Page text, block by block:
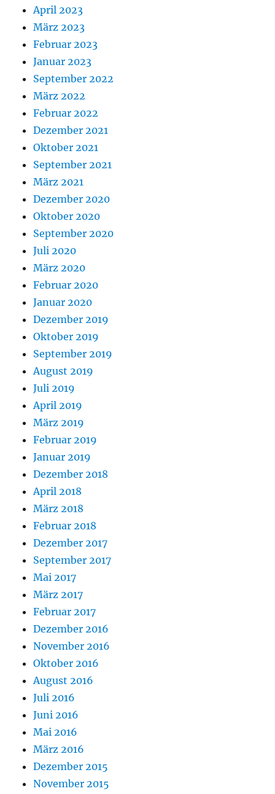
April 2023
März 2023
Februar 2023
Januar 2023
September 2022
März 2022
Februar 2022
Dezember 2021
Oktober 2021
September 2021
März 2021
Dezember 2020
Oktober 2020
September 2020
Juli 2020
März 2020
Februar 2020
Januar 2020
Dezember 2019
Oktober 2019
September 2019
August 2019
Juli 2019
April 2019
März 2019
Februar 2019
Januar 2019
Dezember 2018
April 2018
März 2018
Februar 2018
Dezember 2017
September 2017
Mai 2017
März 2017
Februar 2017
Dezember 2016
November 2016
Oktober 2016
August 2016
Juli 2016
Juni 2016
Mai 2016
März 2016
Dezember 2015
November 2015